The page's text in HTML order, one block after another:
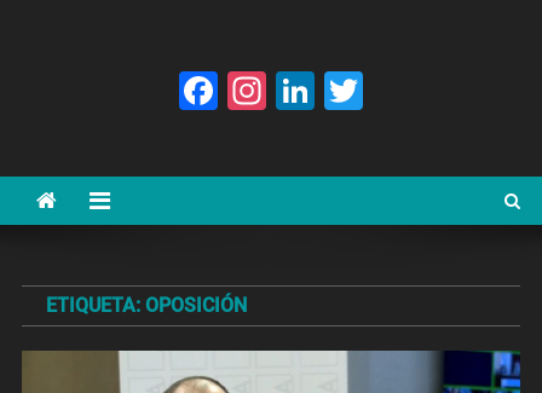
Facebook
Instagram
LinkedIn
ETIQUETA: OPOSICIÓN